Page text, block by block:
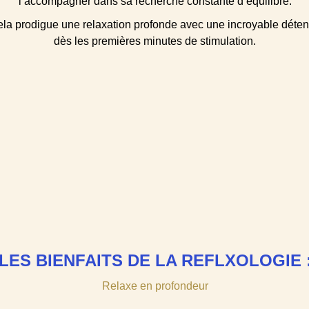
prodigue une relaxation profonde avec une incroyable
dès les premières minutes de stimulation.
BIENFAITS DE LA REFLXOLOGIE
Relaxe en profondeur